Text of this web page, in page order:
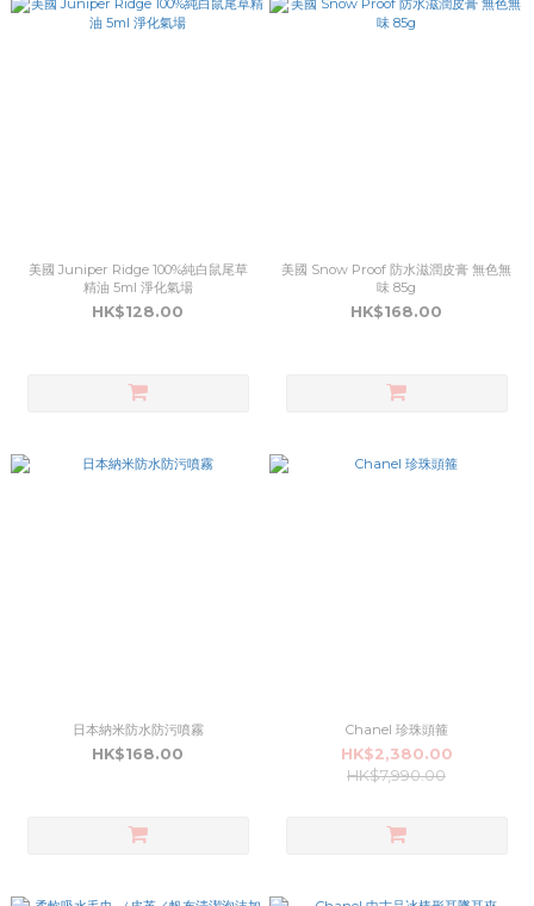
美國 Juniper Ridge 100%純白鼠尾草
精油 5ml 淨化氣場
HK$128.00
美國 Snow Proof 防水滋潤皮膏 無色無
味 85g
HK$168.00
日本納米防水防污噴霧
HK$168.00
Chanel 珍珠頭箍
HK$2,380.00
HK$7,990.00